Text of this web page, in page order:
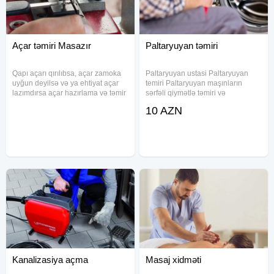
Açar təmiri Masazır
Qapı açarı qırılıbsa, açar zamoka
uyğun deyilsə və ya ehtiyat açar
lazımdırsa açar hazırlama və təmir
Paltaryuyan təmiri
Paltaryuyan ustasi Paltaryuyan
temiri Paltaryuyan maşınların
sərfəli qiymətlə təmiri və
yazılı ZƏMANƏT verilir. Original
10 AZN
Kanalizasiya açma Masaj xidməti